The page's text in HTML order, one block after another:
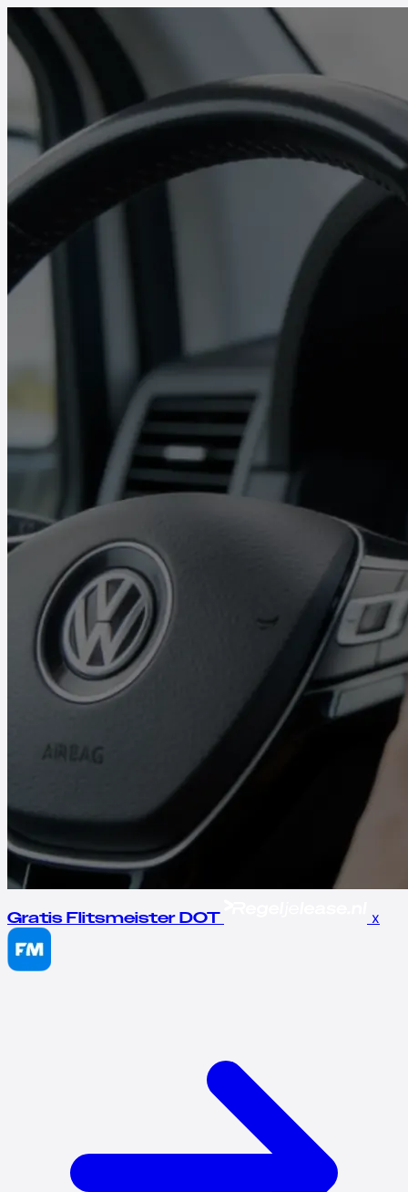
Gratis Flitsmeister DOT x